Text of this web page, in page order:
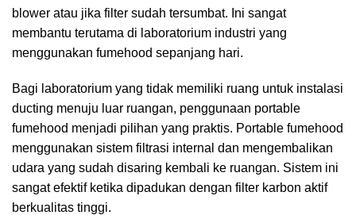
blower atau jika filter sudah tersumbat. Ini sangat
membantu terutama di laboratorium industri yang
menggunakan fumehood sepanjang hari.
Bagi laboratorium yang tidak memiliki ruang untuk instalasi
ducting menuju luar ruangan, penggunaan portable
fumehood menjadi pilihan yang praktis. Portable fumehood
menggunakan sistem filtrasi internal dan mengembalikan
udara yang sudah disaring kembali ke ruangan. Sistem ini
sangat efektif ketika dipadukan dengan filter karbon aktif
berkualitas tinggi.